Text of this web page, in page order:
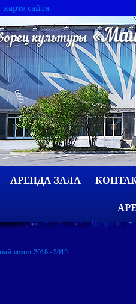
карта сайта
АРЕНДА ЗАЛА
сезон 2018 - 2019